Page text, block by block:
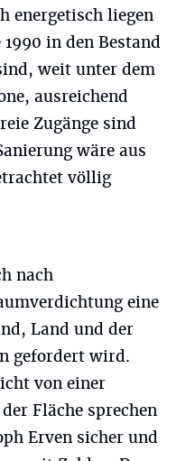
energetisch liegen
in den Bestand
weit unter dem
ausreichend
Zugänge sind
wäre aus
völlig
nach
eine
Land und der
gefordert wird.
von einer
Fläche sprechen
Erven sicher und